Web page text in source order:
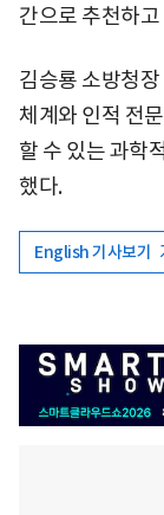
간으로 추천하
김승룡 소방청
체계와 인적 전
할 수 있는 과학
했다.
English 기사보기